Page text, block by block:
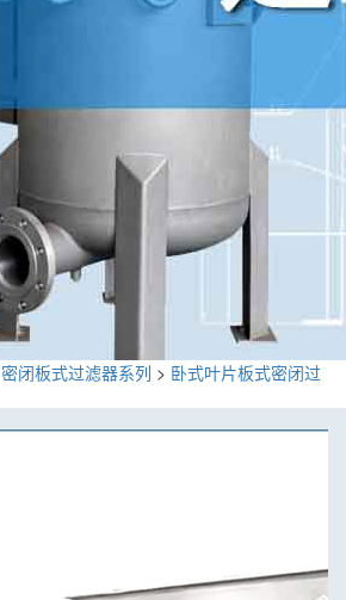
密闭板式过滤器系列 > 卧式叶片板式密闭过